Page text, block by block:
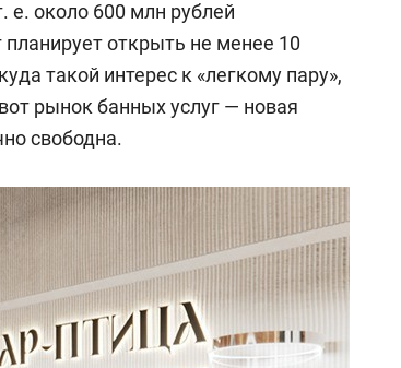
е. около 600 млн рублей
открыть не менее 10
такой интерес к «легкому пару»,
рынок банных услуг — новая
свободна.